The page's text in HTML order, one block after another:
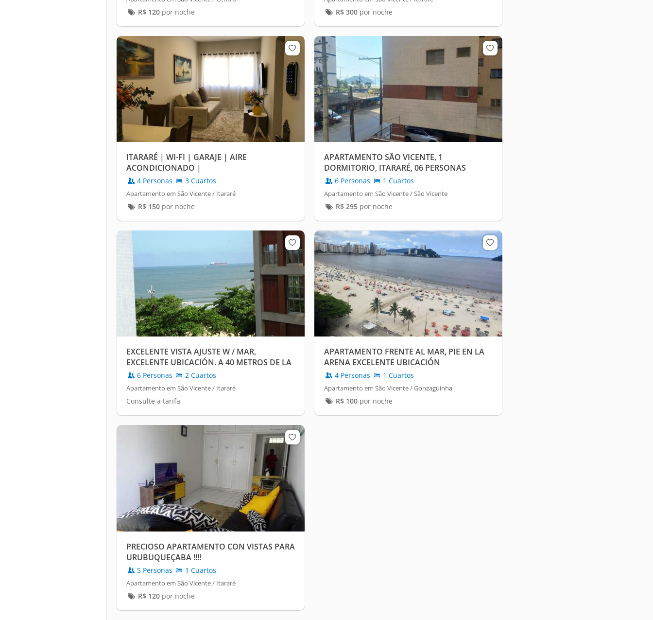
R$ 120por noche R$ 300por noche
ITARARÉ | WI-FI | GARAJE | AIRE
ACONDICIONADO |
4 Personas 3 Cuartos
Apartamento em São Vicente / Itararé
R$ 150por noche
APARTAMENTO SÃO VICENTE, 1
DORMITORIO, ITARARÉ, 06 PERSONAS
6 Personas 1 Cuartos
Apartamento em São Vicente / São Vicente
R$ 295por noche
EXCELENTE VISTA AJUSTE W / MAR,
EXCELENTE UBICACIÓN. A 40 METROS DE LA
PLAYA DE ITARARÉ
6 Personas 2 Cuartos
Apartamento em São Vicente / Itararé
Consulte a tarifa
APARTAMENTO FRENTE AL MAR, PIE EN LA
ARENA EXCELENTE UBICACIÓN
4 Personas 1 Cuartos
Apartamento em São Vicente / Gonzaguinha
R$ 100por noche
PRECIOSO APARTAMENTO CON VISTAS PARA
URUBUQUEÇABA !!!!
5 Personas 1 Cuartos
Apartamento em São Vicente / Itararé
R$ 120por noche